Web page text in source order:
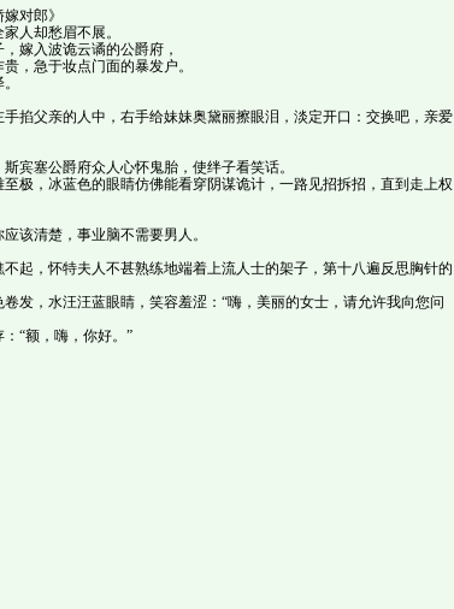
对郎》
人却愁眉不展。
嫁入波诡云谲的公爵府，
，急于妆点门面的暴发户。
掐父亲的人中，右手给妹妹奥黛丽擦眼泪，淡定开口：交换吧，亲爱
宾塞公爵府众人心怀鬼胎，使绊子看笑话。
极，冰蓝色的眼睛仿佛能看穿阴谋诡计，一路见招拆招，直到走上权
该清楚，事业脑不需要男人。
起，怀特夫人不甚熟练地端着上流人士的架子，第十八遍反思胸针的
发，水汪汪蓝眼睛，笑容羞涩：“嗨，美丽的女士，请允许我向您问
“额，嗨，你好。”